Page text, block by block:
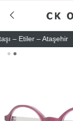
– Etiler – Ataşehir